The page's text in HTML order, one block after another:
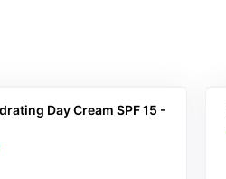
Day Cream SPF 15 -